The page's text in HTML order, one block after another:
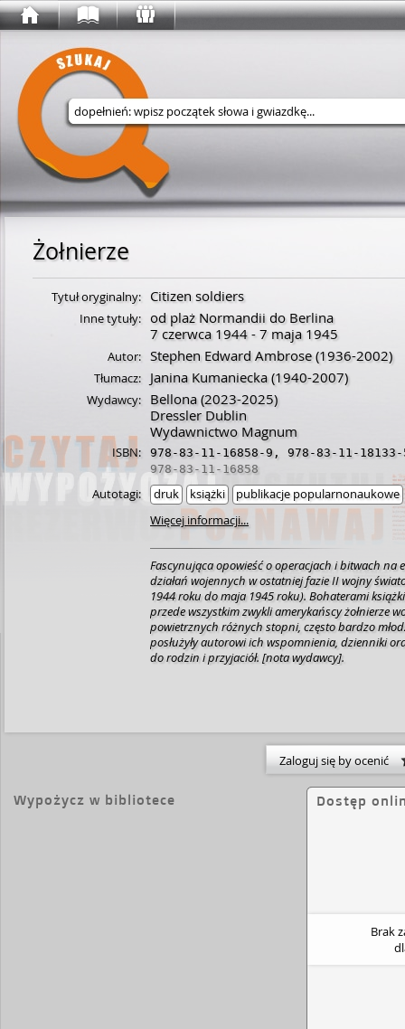
Wyszukaj w serwisie
Żołnierze
Tytuł oryginalny: Citizen soldiers
Inne tytuły: od plaż Normandii do Berlina
7 czerwca 1944 - 7 maja 1945
Autor: Stephen Edward Ambrose(1936-2002)
Tłumacz: Janina Kumaniecka(1940-2007)
Wydawcy: Bellona(2023-2025)
Dressler Dublin
Wydawnictwo Magnum
ISBN: 978-83-11-16858-9, 978-83-11-18133-
978-83-11-16858
Autotagi: druk książki
publikacje popularnonaukowe
Więcej informacji...
Fascynująca opowieść o operacjach i bitwach na
działań wojennych w ostatniej fazie II wojny
1944 roku do maja 1945 roku). Bohaterami
przede wszystkim zwykli amerykańscy żołnierze
powietrznych różnych stopni, często bardzo
posłużyły autorowi ich wspomnienia, dzienniki
do rodzin i przyjaciół. [nota wydawcy].
Zaloguj się by ocenić
Wypożycz w bibliotece Dostęp
Brak